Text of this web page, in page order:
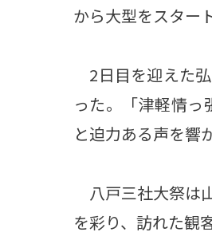
から大型をスター
2日目を迎えた
った。「津軽情っ
と迫力ある声を響
八戸三社大祭は
を彩り、訪れた観